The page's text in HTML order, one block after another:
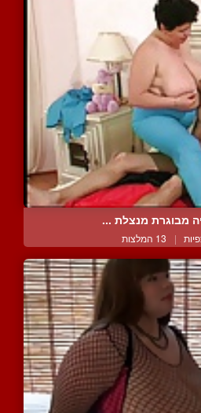
מבוגרת מנצלת ...
| 13 המלצות